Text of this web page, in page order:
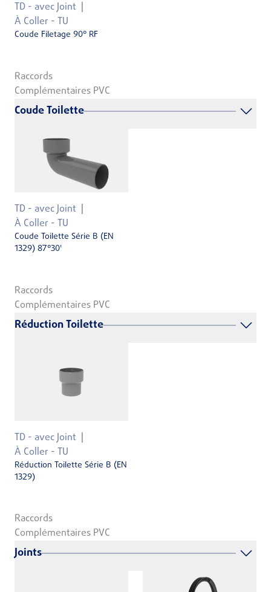
TD - avec Joint
À Coller - TU
Coude Filetage 90° RF
Raccords
Complémentaires PVC
Coude Toilette
TD - avec Joint
À Coller - TU
Coude Toilette Série B (EN
1329) 87°30'
Raccords
Complémentaires PVC
Réduction Toilette
TD - avec Joint
À Coller - TU
Réduction Toilette Série B (EN
1329)
Raccords
Complémentaires PVC
Joints